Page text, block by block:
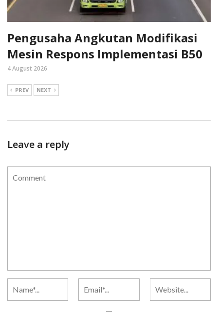
Pengusaha Angkutan Modifikasi
Mesin Respons Implementasi B50
4 August 2026
PREV NEXT
Leave a reply